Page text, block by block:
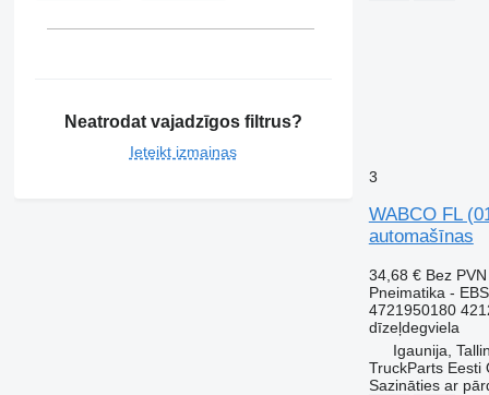
Neatrodat vajadzīgos filtrus?
Ieteikt izmaiņas
3
WABCO FL
automašīnas
34,68 € Bez PVN
Pneimatika -
4721950180
dīzeļdegviela
Igaunija,
TruckParts Eesti
Sazināties ar